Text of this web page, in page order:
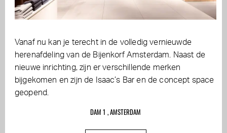
Vanaf nu kan je terecht in de volledig vernieuwde
herenafdeling van de Bijenkorf Amsterdam. Naast de
nieuwe inrichting, zijn er verschillende merken
bijgekomen en zijn de Isaac’s Bar en de concept space
geopend.
DAM 1 , AMSTERDAM